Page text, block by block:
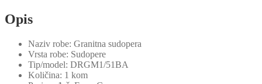
Opis
Naziv robe: Granitna sudopera
Vrsta robe: Sudopere
Tip/model: DRGM1/51BA
Količina: 1 kom